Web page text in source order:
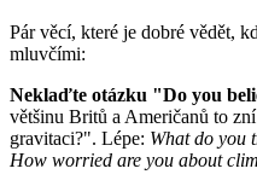
Pár věcí, které je dobré vědět,
mluvčími:
Neklaďte otázku "Do you
většinu Britů a Američanů to
gravitaci?". Lépe: What do you
How worried are you about